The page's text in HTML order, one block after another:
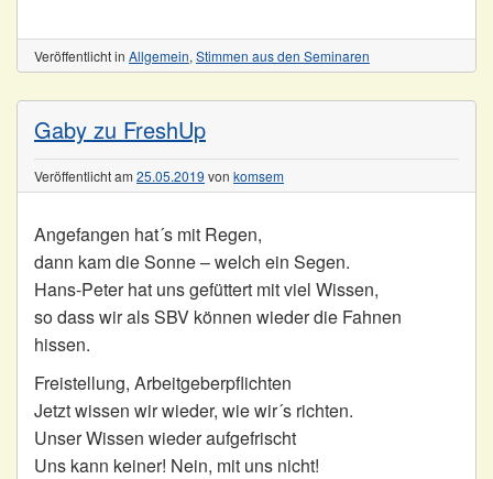
Veröffentlicht in Allgemein, Stimmen aus den Seminaren
Gaby zu FreshUp
Veröffentlicht am 25.05.2019 von komsem
Angefangen hat´s mit Regen,
dann kam die Sonne – welch ein Segen.
Hans-Peter hat uns gefüttert mit viel Wissen,
so dass wir als SBV können wieder die Fahnen
hissen.
Freistellung, Arbeitgeberpflichten
Jetzt wissen wir wieder, wie wir´s richten.
Unser Wissen wieder aufgefrischt
Uns kann keiner! Nein, mit uns nicht!